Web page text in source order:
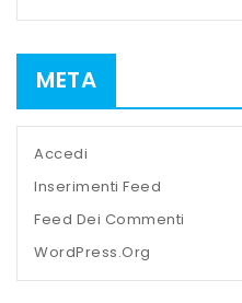
META
Accedi
Inserimenti Feed
Feed Dei Commenti
WordPress.org